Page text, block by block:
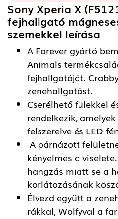
Sony Xperia X
fejhallgató
szemekkel leírása
A Forever gyártó
Animals
fejhallgatóját.
zenehallgatást.
Cserélhető fülekkel
rendelkezik,
felszerelve és LED
A párnázott
kényelmes a
hangzás miatt se a
korlátozásának
Élvezd együtt a
rákkal, Wolfyval a